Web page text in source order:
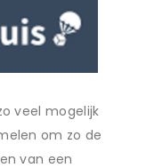
veel mogelijk
om zo de
van een